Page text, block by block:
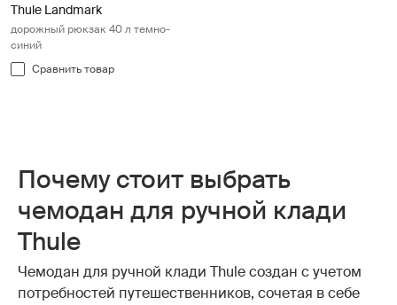
Thule Landmark
дорожный рюкзак 40 л темно-
синий
Сравнить товар
Почему стоит выбрать
чемодан для ручной клади
Thule
Чемодан для ручной клади Thule создан с учетом
потребностей путешественников, сочетая в себе